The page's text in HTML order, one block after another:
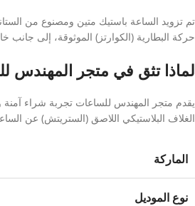
تم تزويد الساعة باستيك متين ومصنوع من
حركة البطارية (الكوارتز) الموثوقة، إلى جانب خاصية ساعة الإيقاف، وهي
لماذا تثق في متجر المهندس
الغلاف البلاستيكي اللاصق (الستريتش) عن
الماركة
نوع الموديل